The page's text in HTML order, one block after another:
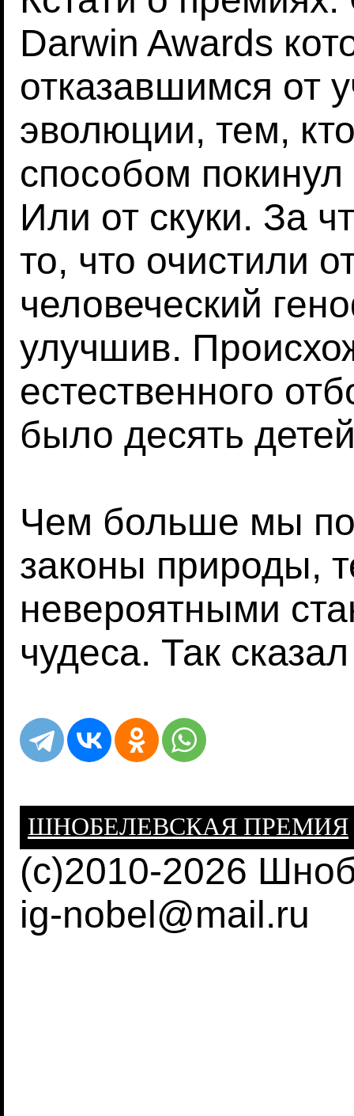
Darwin Awards
отказавшимся от
эволюции, тем,
способом
Или от скуки. За
то, что очистили
человеческий
улучшив.
естественного
было десять
Чем больше мы
законы природы,
невероятными
чудеса. Так
ШНОБЕЛЕВСКАЯ ПРЕМИЯ
(c)2010-2026
ig-nobel@mail.ru